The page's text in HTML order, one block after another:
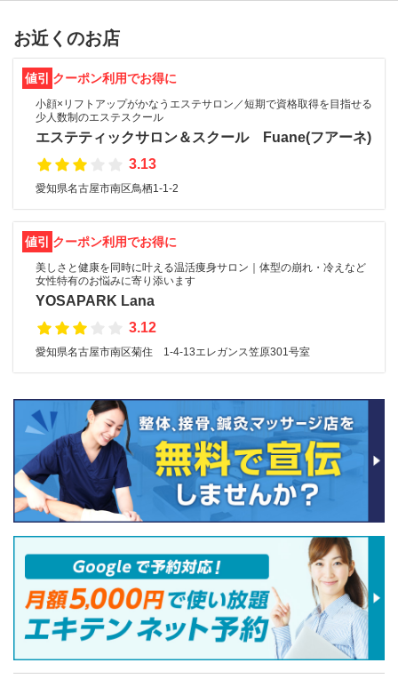
お近くのお店
値引 クーポン利用でお得に
小顔×リフトアップがかなうエステサロン／短期で資格取得を目指せる
少人数制のエステスクール
エステティックサロン＆スクール Fuane(フアーネ)
3.13
愛知県名古屋市南区鳥栖1-1-2
値引 クーポン利用でお得に
美しさと健康を同時に叶える温活痩身サロン｜体型の崩れ・冷えなど
女性特有のお悩みに寄り添います
YOSAPARK Lana
3.12
愛知県名古屋市南区菊住 1-4-13エレガンス笠原301号室